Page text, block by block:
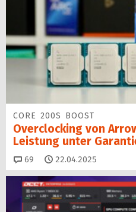
CORE 200S BOOST
Overclocking von
Leistung unter
69 Kommentare
22.04.2025